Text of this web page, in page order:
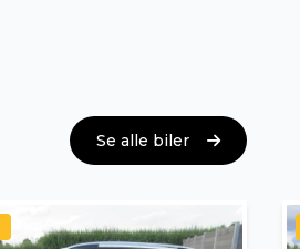
Se alle biler